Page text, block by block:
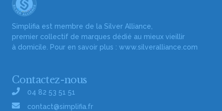
Simplifia est membre de la Silver Alliance,
premier collectif de marques dédié au mieux vieillir
à domicile. Pour en savoir plus : www.silveralliance.com
Contactez-nous
04 82 53 51 51
contact@simplifia.fr